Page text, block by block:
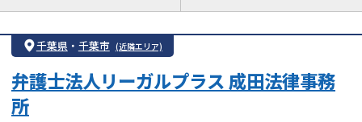
借金返済相談・交渉
自己破産
任意整理
個人再生
時効援用
会社破産・法人破産
住宅ローン
消費者金融・サラ金
千葉県 ・ 千葉市 (近隣エリア)
弁護士法人リーガルプラス 成田法律事務
所